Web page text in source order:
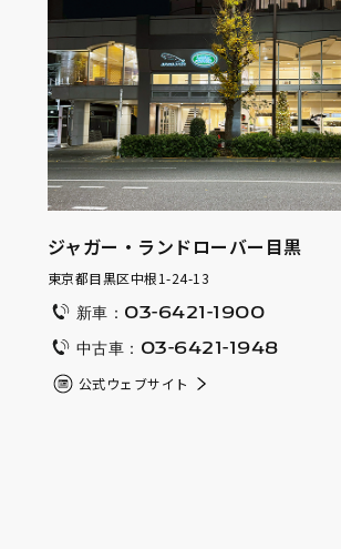
ジャガー・ランドローバー目黒
東京都目黒区中根1-24-13
新車：03-6421-1900
中古車：03-6421-1948
公式ウェブサイト